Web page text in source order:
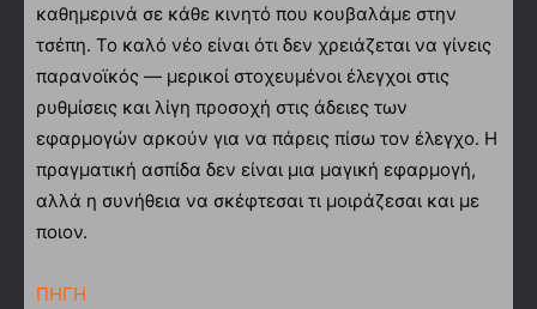
καθημερινά σε κάθε κινητό που κουβαλάμε στην
τσέπη. Το καλό νέο είναι ότι δεν χρειάζεται να γίνεις
παρανοϊκός — μερικοί στοχευμένοι έλεγχοι στις
ρυθμίσεις και λίγη προσοχή στις άδειες των
εφαρμογών αρκούν για να πάρεις πίσω τον έλεγχο. Η
πραγματική ασπίδα δεν είναι μια μαγική εφαρμογή,
αλλά η συνήθεια να σκέφτεσαι τι μοιράζεσαι και με
ποιον.
ΠΗΓΗ